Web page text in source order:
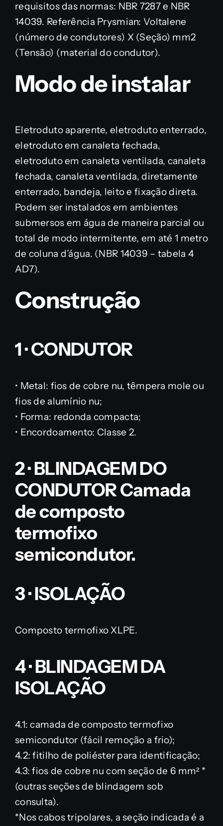
requisitos das normas: NBR 7287 e NBR
14039. Referência Prysmian: Voltalene
(número de condutores) X (Seção) mm2
(Tensão) (material do condutor).
Modo de instalar
Eletroduto aparente, eletroduto enterrado,
eletroduto em canaleta fechada,
eletroduto em canaleta ventilada, canaleta
fechada, canaleta ventilada, diretamente
enterrado, bandeja, leito e fixação direta.
Podem ser instalados em ambientes
submersos em água de maneira parcial ou
total de modo intermitente, em até 1 metro
de coluna d’água. (NBR 14039 – tabela 4
AD7).
Construção
1 · CONDUTOR
• Metal: fios de cobre nu, têmpera mole ou
fios de alumínio nu;
• Forma: redonda compacta;
• Encordoamento: Classe 2.
2 · BLINDAGEM DO
CONDUTOR Camada
de composto
termofixo
semicondutor.
3 · ISOLAÇÃO
Composto termofixo XLPE.
4 · BLINDAGEM DA
ISOLAÇÃO
4.1: camada de composto termofixo
semicondutor (fácil remoção a frio);
4.2: fitilho de poliéster para identificação;
4.3: fios de cobre nu com seção de 6 mm² *
(outras seções de blindagem sob
consulta).
*Nos cabos tripolares, a seção indicada é a